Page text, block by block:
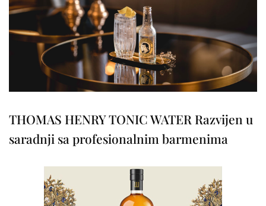
THOMAS HENRY TONIC WATER Razvijen u
saradnji sa profesionalnim barmenima